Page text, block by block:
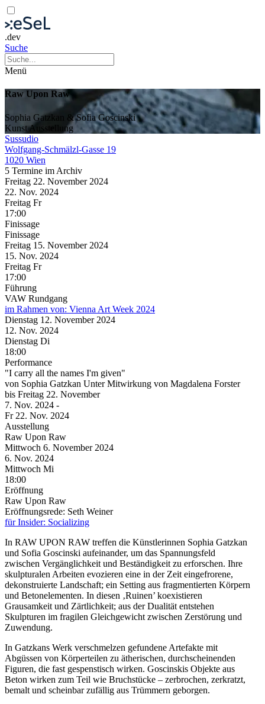
.dev
Suche
Menü
Raw Upon Raw
Sophia Gatzkan & Sofia Goscinski
KunstAusstellung
Sussudio
Wolfgang-Schmälzl-Gasse 19
1020 Wien
5 Termine im Archiv
Freitag 22. November 2024
22. Nov. 2024
Freitag Fr
17:00
Finissage
Finissage
Freitag 15. November 2024
15. Nov. 2024
Freitag Fr
17:00
Führung
VAW Rundgang
im Rahmen von: Vienna Art Week 2024
Dienstag 12. November 2024
12. Nov. 2024
Dienstag Di
18:00
Performance
"I carry all the names I'm given"
von Sophia Gatzkan Unter Mitwirkung von Magdalena Forster
bis Freitag 22. November
7. Nov. 2024 -
Fr 22. Nov. 2024
Ausstellung
Raw Upon Raw
Mittwoch 6. November 2024
6. Nov. 2024
Mittwoch Mi
18:00
Eröffnung
Raw Upon Raw
Eröffnungsrede: Seth Weiner
für Insider: Socializing
In RAW UPON RAW treffen die Künstlerinnen Sophia Gatzkan
und Sofia Goscinski aufeinander, um das Spannungsfeld
zwischen Vergänglichkeit und Beständigkeit zu erforschen. Ihre
skulpturalen Arbeiten evozieren eine in der Zeit eingefrorene,
dekonstruierte Landschaft; ein Setting aus fragmentierten Körpern
und Betonelementen. In diesen ‚Ruinen’ koexistieren
Grausamkeit und Zärtlichkeit; aus der Dualität entstehen
Skulpturen im fragilen Gleichgewicht zwischen Zerstörung und
Zuwendung.
In Gatzkans Werk verschmelzen gefundene Artefakte mit
Abgüssen von Körperteilen zu ätherischen, durchscheinenden
Figuren, die fast gespenstisch wirken. Goscinskis Objekte aus
Beton wirken zum Teil wie Bruchstücke – zerbrochen, zerkratzt,
bemalt und scheinbar zufällig aus Trümmern geborgen.